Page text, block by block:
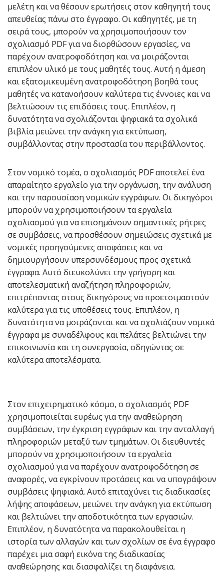
μελέτη και να θέσουν ερωτήσεις στον καθηγητή τους
απευθείας πάνω στο έγγραφο. Οι καθηγητές, με τη
σειρά τους, μπορούν να χρησιμοποιήσουν τον
σχολιασμό PDF για να διορθώσουν εργασίες, να
παρέχουν ανατροφοδότηση και να μοιράζονται
επιπλέον υλικό με τους μαθητές τους. Αυτή η άμεση
και εξατομικευμένη ανατροφοδότηση βοηθά τους
μαθητές να κατανοήσουν καλύτερα τις έννοιες και να
βελτιώσουν τις επιδόσεις τους. Επιπλέον, η
δυνατότητα να σχολιάζονται ψηφιακά τα σχολικά
βιβλία μειώνει την ανάγκη για εκτύπωση,
συμβάλλοντας στην προστασία του περιβάλλοντος.
Στον νομικό τομέα, ο σχολιασμός PDF αποτελεί ένα
απαραίτητο εργαλείο για την οργάνωση, την ανάλυση
και την παρουσίαση νομικών εγγράφων. Οι δικηγόροι
μπορούν να χρησιμοποιήσουν τα εργαλεία
σχολιασμού για να επισημάνουν σημαντικές ρήτρες
σε συμβάσεις, να προσθέσουν σημειώσεις σχετικά με
νομικές προηγούμενες αποφάσεις και να
δημιουργήσουν υπερσυνδέσμους προς σχετικά
έγγραφα. Αυτό διευκολύνει την γρήγορη και
αποτελεσματική αναζήτηση πληροφοριών,
επιτρέποντας στους δικηγόρους να προετοιμαστούν
καλύτερα για τις υποθέσεις τους. Επιπλέον, η
δυνατότητα να μοιράζονται και να σχολιάζουν νομικά
έγγραφα με συναδέλφους και πελάτες βελτιώνει την
επικοινωνία και τη συνεργασία, οδηγώντας σε
καλύτερα αποτελέσματα.
Στον επιχειρηματικό κόσμο, ο σχολιασμός PDF
χρησιμοποιείται ευρέως για την αναθεώρηση
συμβάσεων, την έγκριση εγγράφων και την ανταλλαγή
πληροφοριών μεταξύ των τμημάτων. Οι διευθυντές
μπορούν να χρησιμοποιήσουν τα εργαλεία
σχολιασμού για να παρέχουν ανατροφοδότηση σε
αναφορές, να εγκρίνουν προτάσεις και να υπογράψουν
συμβάσεις ψηφιακά. Αυτό επιταχύνει τις διαδικασίες
λήψης αποφάσεων, μειώνει την ανάγκη για εκτύπωση
και βελτιώνει την αποδοτικότητα των εργασιών.
Επιπλέον, η δυνατότητα να παρακολουθείται η
ιστορία των αλλαγών και των σχολίων σε ένα έγγραφο
παρέχει μια σαφή εικόνα της διαδικασίας
αναθεώρησης και διασφαλίζει τη διαφάνεια.